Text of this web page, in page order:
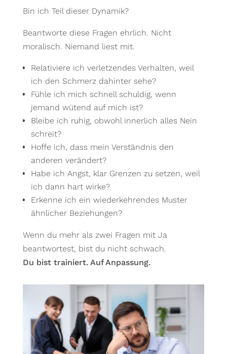
Bin ich Teil dieser Dynamik?
Beantworte diese Fragen ehrlich. Nicht
moralisch. Niemand liest mit.
Relativiere ich verletzendes Verhalten, weil
ich den Schmerz dahinter sehe?
Fühle ich mich schnell schuldig, wenn
jemand wütend auf mich ist?
Bleibe ich ruhig, obwohl innerlich alles Nein
schreit?
Hoffe ich, dass mein Verständnis den
anderen verändert?
Habe ich Angst, klar Grenzen zu setzen, weil
ich dann hart wirke?
Erkenne ich ein wiederkehrendes Muster
ähnlicher Beziehungen?
Wenn du mehr als zwei Fragen mit Ja
beantwortest, bist du nicht schwach.
Du bist trainiert. Auf Anpassung.